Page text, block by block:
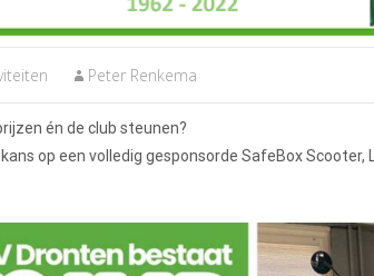
Peter Renkema
én de club steunen?
op een volledig gesponsorde SafeBox Scooter,